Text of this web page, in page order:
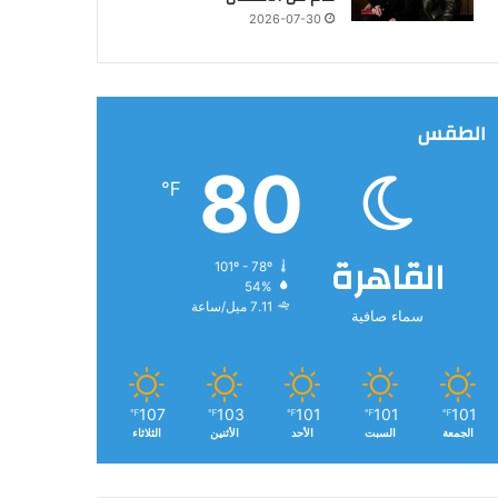
2026-07-30
الطقس
القاهرة
سماء صافية
80
℉
101º - 78º
54%
7.11 ميل/ساعة
101
℉
الجمعة
101
℉
السبت
101
℉
الأحد
103
℉
الأثنين
107
℉
الثلاثاء